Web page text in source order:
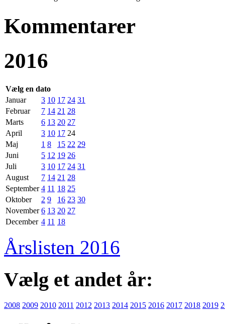
Kommentarer
2016
Vælg en dato
Januar
3 10 17 24 31
Februar
7 14 21 28
Marts
6 13 20 27
April
3 10 17 24
Maj
1 8 15 22 29
Juni
5 12 19 26
Juli
3 10 17 24 31
August
7 14 21 28
September 4 11 18 25
Oktober
2 9 16 23 30
November 6 13 20 27
December 4 11 18
Årslisten 2016
Vælg et andet år:
2008 2009 2010 2011 2012 2013 2014 2015 2016 2017 2018 2019